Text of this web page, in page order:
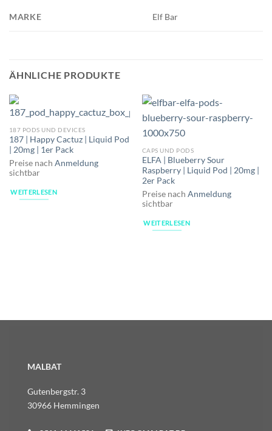
MARKE Elf Bar
ÄHNLICHE PRODUKTE
187 PODS UND DEVICES
187 | Happy Cactuz | Liquid Pod
| 20mg | 1er Pack
Preise nach Anmeldung
sichtbar
WEITERLESEN
CAPS UND PODS
ELFA | Blueberry Sour
Raspberry | Liquid Pod | 20mg |
2er Pack
Preise nach Anmeldung
sichtbar
WEITERLESEN
MALBAT
Gutenbergstr. 3
30966 Hemmingen